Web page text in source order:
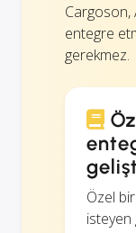
Cargoson,
entegre
gerekmez.
Özel
isteyen